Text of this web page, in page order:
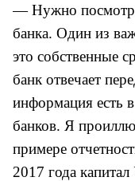
— Нужно
банка. Один из
это собственные
банк отвечает
информация есть
банков. Я
примере
2017 года